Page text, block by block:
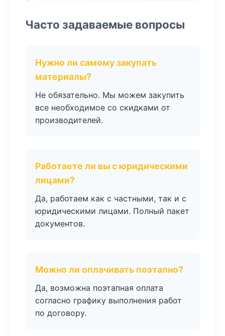
Часто задаваемые вопросы
Нужно ли самому закупать
материалы?
Не обязательно. Мы можем закупить
все необходимое со скидками от
производителей.
Работаете ли вы с юридическими
лицами?
Да, работаем как с частными, так и с
юридическими лицами. Полный пакет
документов.
Можно ли оплачивать поэтапно?
Да, возможна поэтапная оплата
согласно графику выполнения работ
по договору.